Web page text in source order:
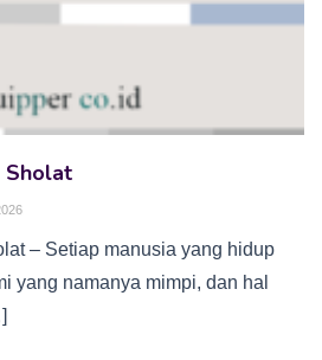
Sholat
– Setiap manusia yang hidup
yang namanya mimpi, dan hal